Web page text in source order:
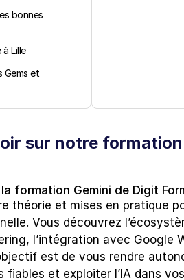
bonnes
Lille
Gems et
sur notre
formation Gemini de Digit
théorie et mises en pratique
Vous découvrez
l’intégration avec Google
est de vous rendre
et exploiter l’IA dans